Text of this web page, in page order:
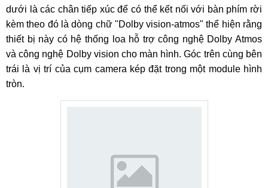
dưới là các chân tiếp xúc để có thể kết nối với bàn phím rời
kèm theo đó là dòng chữ "Dolby vision-atmos" thể hiện rằng
thiết bị này có hệ thống loa hỗ trợ công nghệ Dolby Atmos
và công nghệ Dolby vision cho màn hình. Góc trên cùng bên
trái là vị trí của cụm camera kép đặt trong một module hình
tròn.